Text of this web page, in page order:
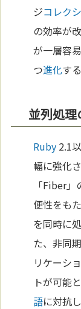
ジコレク
の効率が
が一層容
つ進化す
並列処
Ruby 2.1
幅に強化
「Fiber
便性をも
を同時に
た、非同
リケーシ
トが可能
語に対抗し